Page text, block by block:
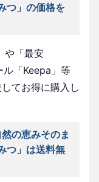
つ」の価格を
や「最安
「Keepa」等
てお得に購入し
の恵みそのま
つ」は送料無